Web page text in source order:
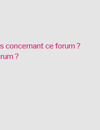
concernant ce forum ?
?